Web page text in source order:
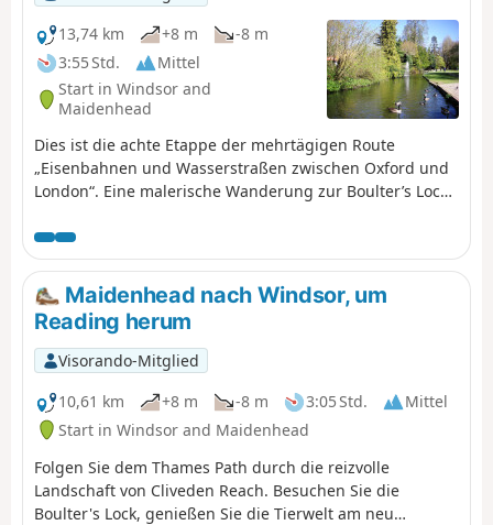
13,74 km
+8 m
-8 m
3:55 Std.
Mittel
Start in Windsor and
Maidenhead
Dies ist die achte Etappe der mehrtägigen Route
„Eisenbahnen und Wasserstraßen zwischen Oxford und
London“. Eine malerische Wanderung zur Boulter’s Lock
lichtdurchfluteten Clivedon Reach, vorbei an einem
Cottage mit zweifelhaftem Ruf bis zur Heimatstadt von
Stanley Spencer, dann mit schönen Ausblicken auf den
Winter Hill bei der Annäherung an die georgianische
Marktstadt Marlow.
Maidenhead nach Windsor, um
Reading herum
Visorando-Mitglied
10,61 km
+8 m -8 m 3:05 Std.
Mittel
Start in Windsor and Maidenhead
Folgen Sie dem Thames Path durch die reizvolle
Landschaft von Cliveden Reach. Besuchen Sie die
Boulter's Lock, genießen Sie die Tierwelt am neu